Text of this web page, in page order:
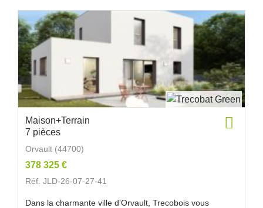
Maison+Terrain
7 pièces
Orvault (44700)
378 325 €
Réf. JLD-26-07-27-41
Dans la charmante ville d’Orvault, Trecobois vous